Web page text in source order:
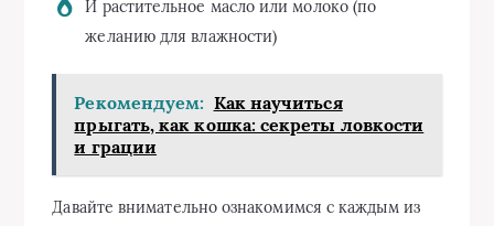
И растительное масло или молоко (по
желанию для влажности)
Рекомендуем: Как научиться
прыгать, как кошка: секреты ловкости
и грации
Давайте внимательно ознакомимся с каждым из